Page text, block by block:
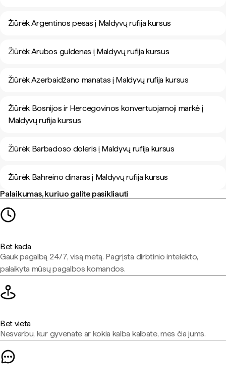
Žiūrėk Argentinos pesas į Maldyvų rufija kursus
Žiūrėk Arubos guldenas į Maldyvų rufija kursus
Žiūrėk Azerbaidžano manatas į Maldyvų rufija kursus
Žiūrėk Bosnijos ir Hercegovinos konvertuojamoji markė į
Maldyvų rufija kursus
Žiūrėk Barbadoso doleris į Maldyvų rufija kursus
Žiūrėk Bahreino dinaras į Maldyvų rufija kursus
Palaikumas, kuriuo galite pasikliauti
Bet kada
Gauk pagalbą 24/7, visą metą. Pagrįsta dirbtinio intelekto,
palaikyta mūsų pagalbos komandos.
Bet vieta
Nesvarbu, kur gyvenate ar kokia kalba kalbate, mes čia jums.